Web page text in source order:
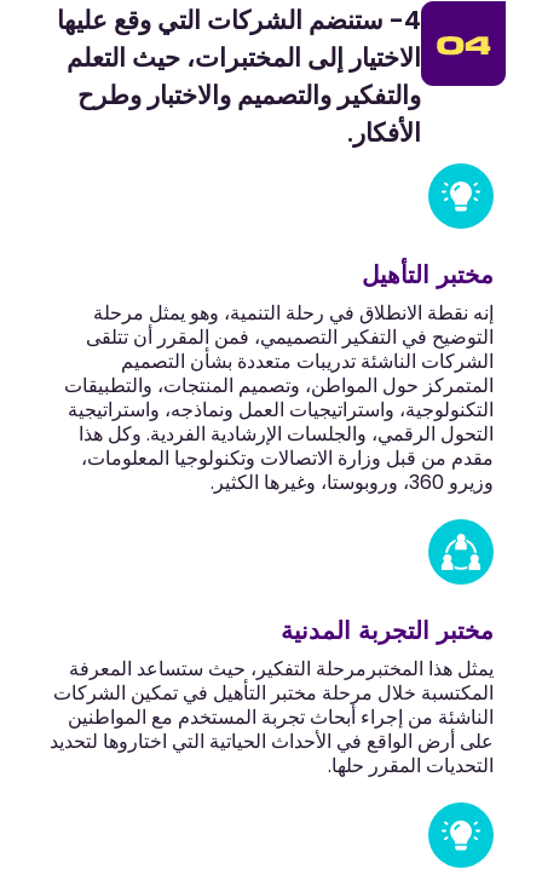
4- ستنضم الشركات التي وقع عليها
الاختيار إلى المختبرات، حيث التعلم
والتفكير والتصميم والاختبار وطرح
الأفكار.
مختبر التأهيل
إنه نقطة الانطلاق في رحلة التنمية، وهو يمثل مرحلة
التوضيح في التفكير التصميمي، فمن المقرر أن تتلقى
الشركات الناشئة تدريبات متعددة بشأن التصميم
المتمركز حول المواطن، وتصميم المنتجات، والتطبيقات
التكنولوجية، واستراتيجيات العمل ونماذجه، واستراتيجية
التحول الرقمي، والجلسات الإرشادية الفردية. وكل هذا
مقدم من قبل وزارة الاتصالات وتكنولوجيا المعلومات،
وزيرو 360، وروبوستا، وغيرها الكثير.
مختبر التجربة المدنية
يمثل هذا المختبرمرحلة التفكير، حيث ستساعد المعرفة
المكتسبة خلال مرحلة مختبر التأهيل في تمكين الشركات
الناشئة من إجراء أبحاث تجربة المستخدم مع المواطنين
على أرض الواقع في الأحداث الحياتية التي اختاروها لتحديد
التحديات المقرر حلها.